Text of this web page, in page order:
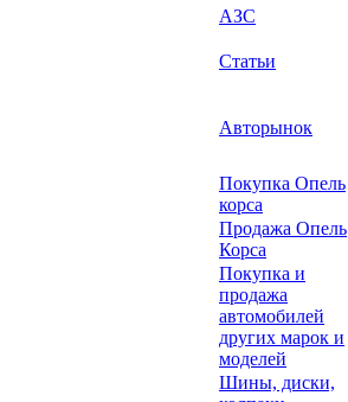
АЗС
Статьи
Авторынок
Покупка Опель
корса
Продажа Опель
Корса
Покупка и
продажа
автомобилей
других марок и
моделей
Шины, диски,